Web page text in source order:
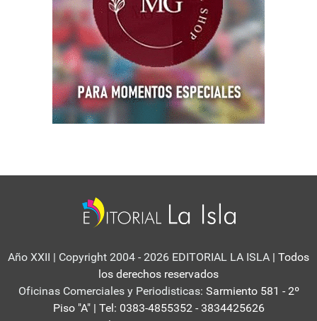
Año XXII | Copyright 2004 - 2026 EDITORIAL LA ISLA | Todos
los derechos reservados
Oficinas Comerciales y Periodisticas: Sarmiento 581 - 2º
Piso "A" | Tel: 0383-4855352 - 3834425626